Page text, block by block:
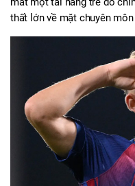
thất lớn về mặt chuyên môn